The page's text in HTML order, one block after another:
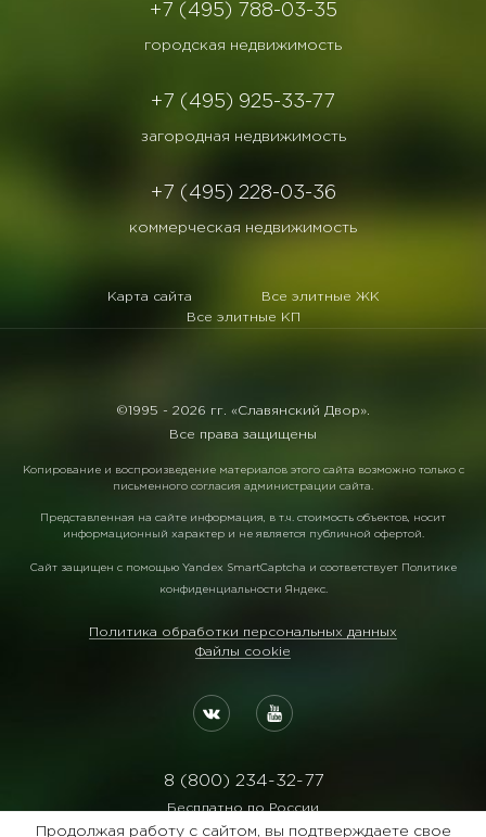
+7 (495) 788-03-35
городская недвижимость
+7 (495) 925-33-77
загородная недвижимость
+7 (495) 228-03-36
коммерческая недвижимость
Карта сайта
Все элитные ЖК
Все элитные КП
©1995 - 2026 гг. «Славянский Двор».
Все права защищены
Копирование и воспроизведение материалов этого сайта возможно только с
письменного согласия администрации сайта.
Представленная на сайте информация, в т.ч. стоимость объектов, носит
информационный характер и не является публичной офертой.
Сайт защищен с помощью Yandex SmartCaptcha и соответствует Политике
конфиденциальности Яндекс.
Политика обработки персональных данных
Файлы cookie
8 (800) 234-32-77
Бесплатно по России
Продолжая работу с сайтом, вы подтверждаете свое